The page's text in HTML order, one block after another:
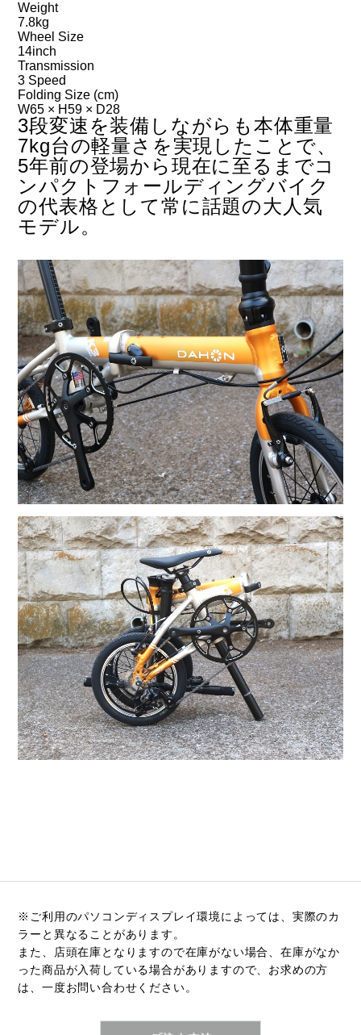
Weight
7.8kg
Wheel Size
14inch
Transmission
3 Speed
Folding Size (cm)
W65 × H59 × D28
3段変速を装備しながらも本体重量
7kg台の軽量さを実現したことで、
5年前の登場から現在に至るまでコ
ンパクトフォールディングバイク
の代表格として常に話題の大人気
モデル。
※ご利用のパソコンディスプレイ環境によっては、実際のカ
ラーと異なることがあります。
また、店頭在庫となりますので在庫がない場合、在庫がなか
った商品が入荷している場合がありますので、お求めの方
は、一度お問い合わせください。